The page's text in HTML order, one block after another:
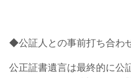
◆公証人との事前打ち合わ
公正証書遺言は最終的に公